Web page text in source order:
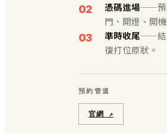
憑碼進場——預
門、開燈、開機
準時收尾——結
復打位原狀。
預約管道
官網 ↗